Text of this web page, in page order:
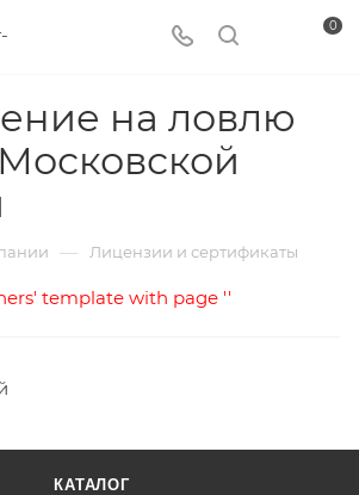
0
на ловлю
— Лицензии и сертификаты
template with page ''
КАТАЛОГ